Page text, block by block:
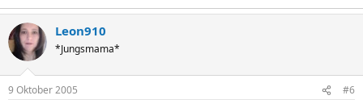
Leon910
*Jungsmama*
9 Oktober 2005 #6